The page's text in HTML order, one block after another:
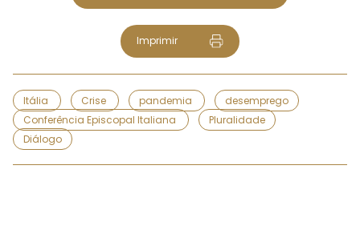
Imprimir
Itália Crise pandemia
desemprego
Conferência Episcopal Italiana
Pluralidade
Diálogo